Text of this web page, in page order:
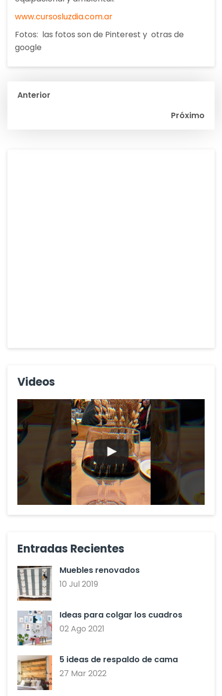
www.cursosluzdia.com.ar
Fotos: las fotos son de Pinterest y otras de
google
Navegación
Anterior
Próximo
Videos
Entradas Recientes
Muebles renovados
10 Jul 2019
Ideas para colgar los cuadros
02 Ago 2021
5 ideas de respaldo de cama
27 Mar 2022